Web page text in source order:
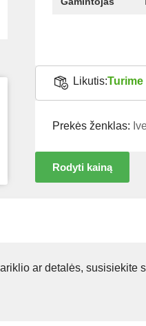
Likutis:
Prekės ženklas:
Rodyti kainą
ar detalės, susisiekite